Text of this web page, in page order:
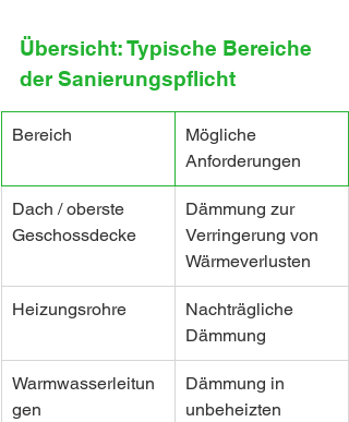
Übersicht: Typische Bereiche
der Sanierungspflicht
Bereich
Mögliche
Anforderungen
Dach / oberste
Geschossdecke
Dämmung zur
Verringerung von
Wärmeverlusten
Heizungsrohre
Nachträgliche
Dämmung
Warmwasserleitun
gen
Dämmung in
unbeheizten